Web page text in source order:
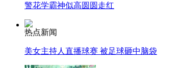
警花学霸神似高圆圆走红
热点新闻
美女主持人直播球赛 被足球砸中脑袋